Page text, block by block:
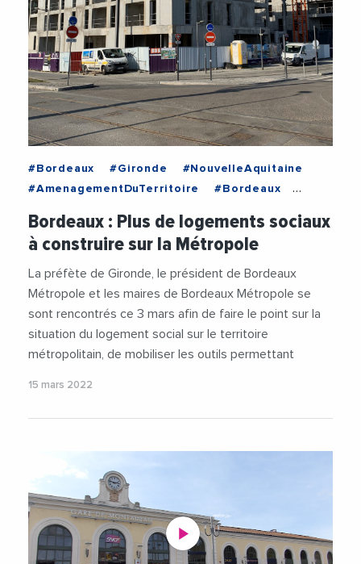
#Bordeaux #Gironde
#NouvelleAquitaine
#AmenagementDuTerritoire
#Bordeaux
#Foncier
#Gironde
#Logement
#LogementSocial
#NouvelleAquitaine
#Urbanisme
Bordeaux : Plus de logements sociaux
à construire sur la Métropole
La préfète de Gironde, le président de Bordeaux
Métropole et les maires de Bordeaux Métropole se
sont rencontrés ce 3 mars afin de faire le point sur la
situation du logement social sur le territoire
métropolitain, de mobiliser les outils permettant
15 mars 2022